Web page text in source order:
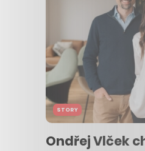
STORY
Ondřej Vlček